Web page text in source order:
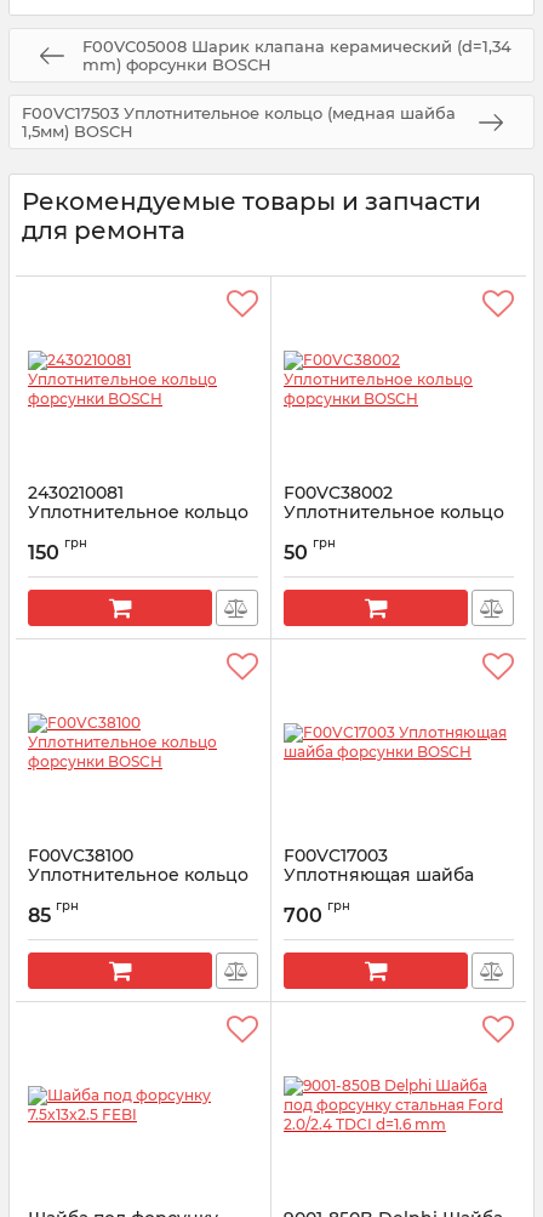
F00VC05008 Шарик клапана керамический (d=1,34
mm) форсунки BOSCH
F00VC17503 Уплотнительное кольцо (медная шайба
1,5мм) BOSCH
Рекомендуемые товары и запчасти
для ремонта
2430210081
Уплотнительное кольцо
Артикул:
150 грн
F00VC38002
Уплотнительное кольцо
Артикул:
50 грн
F00VC38100
Уплотнительное кольцо
Артикул:
85 грн
F00VC17003
Уплотняющая шайба
Артикул:
700 грн